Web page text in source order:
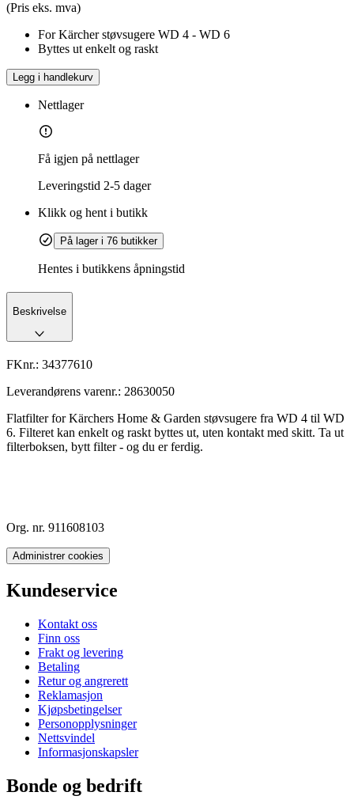
(Pris eks. mva)
For Kärcher støvsugere WD 4 - WD 6
Byttes ut enkelt og raskt
Legg i handlekurv
Nettlager
Få igjen på nettlager
Leveringstid 2-5 dager
Klikk og hent i butikk
På lager i 76 butikker
Hentes i butikkens åpningstid
Beskrivelse
FKnr.: 34377610
Leverandørens varenr.: 28630050
Flatfilter for Kärchers Home & Garden støvsugere fra WD 4 til WD
6. Filteret kan enkelt og raskt byttes ut, uten kontakt med skitt. Ta ut
filterboksen, bytt filter - og du er ferdig.
Org. nr. 911608103
Administrer cookies
Kundeservice
Kontakt oss
Finn oss
Frakt og levering
Betaling
Retur og angrerett
Reklamasjon
Kjøpsbetingelser
Personopplysninger
Nettsvindel
Informasjonskapsler
Bonde og bedrift